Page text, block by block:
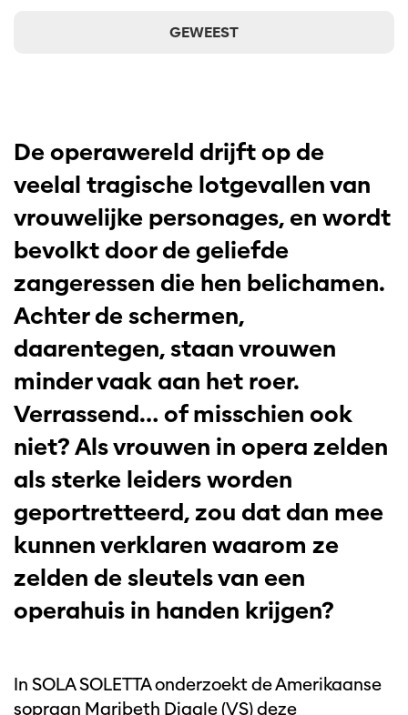
GEWEEST
De operawereld drijft op de
veelal tragische lotgevallen van
vrouwelijke personages, en wordt
bevolkt door de geliefde
zangeressen die hen belichamen.
Achter de schermen,
daarentegen, staan vrouwen
minder vaak aan het roer.
Verrassend… of misschien ook
niet? Als vrouwen in opera zelden
als sterke leiders worden
geportretteerd, zou dat dan mee
kunnen verklaren waarom ze
zelden de sleutels van een
operahuis in handen krijgen?
In SOLA SOLETTA onderzoekt de Amerikaanse
sopraan Maribeth Diggle (VS) deze